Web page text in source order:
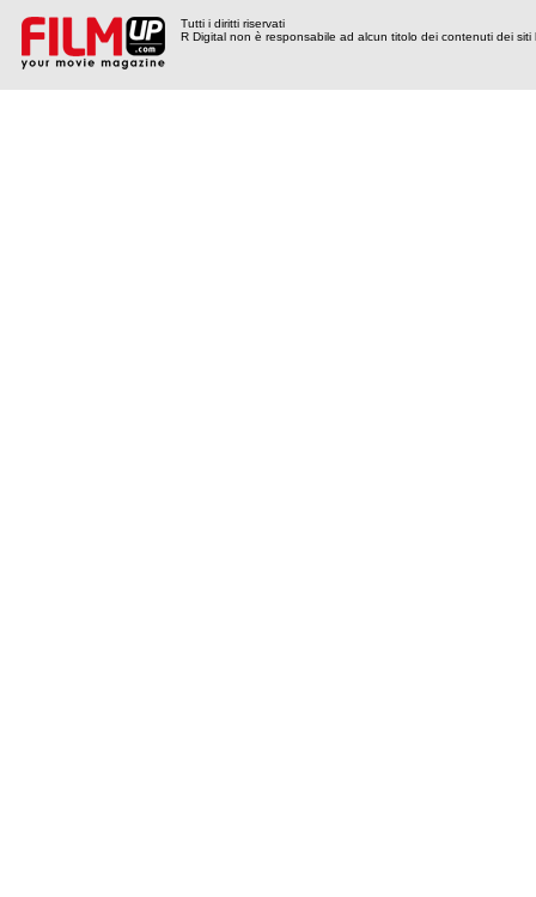
Tutti i diritti riservati
R Digital non è responsabile ad alcun titolo dei contenuti dei siti